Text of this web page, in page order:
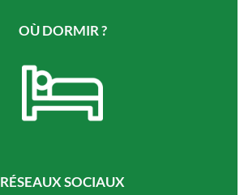
OÙ DORMIR ?
RÉSEAUX SOCIAUX